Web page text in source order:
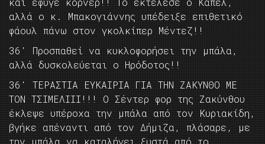
αλλά ο κ. Μπακογιάννης υπέδειξε επιθετικό
φάουλ πάνω στον γκολκίπερ Μέντεζ!!
36′ Προσπαθεί να κυκλοφορήσει την μπάλα,
αλλά δυσκολεύεται ο Ηρόδοτος!!
36′ ΤΕΡΑΣΤΙΑ ΕΥΚΑΙΡΙΑ ΓΙΑ ΤΗΝ ΖΑΚΥΝΘΟ ΜΕ
ΤΟΝ ΤΣΙΜΕΛΙΙΙ!!! Ο Σέντερ φορ της Ζακύνθου
έκλεψε υπέροχα την μπάλα από τον Κυριακίδη,
βγήκε απέναντι από τον Δήμιζα, πλάσαρε, με
την μπάλα να καταλήγει ξυστά από το